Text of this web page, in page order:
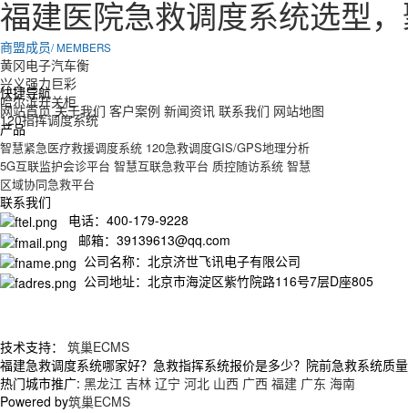
福建医院急救调度系统选型
商盟成员/ MEMBERS
黄冈电子汽车衡
兴义强力巨彩
哈尔滨开关柜
120指挥调度系统
快捷导航
网站首页 关于我们 客户案例 新闻资讯 联系我们 网站地图
产品
智慧紧急医疗救援调度系统 120急救调度GIS/GPS地理分析
5G互联监护会诊平台 智慧互联急救平台 质控随访系统 智慧
区域协同急救平台
联系我们
电话：400-179-9228
邮箱：39139613@qq.com
公司名称：北京济世飞讯电子有限公司
公司地址：北京市海淀区紫竹院路116号7层D座805
技术支持： 筑巢ECMS
福建急救调度系统哪家好？急救指挥系统报价是多少？院前急救系统
热门城市推广: 黑龙江 吉林 辽宁 河北 山西 广西 福建 广东 海南
Powered by筑巢ECMS